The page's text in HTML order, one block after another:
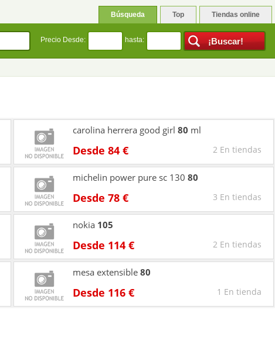
Búsqueda Top Tiendas online
Precio Desde: hasta:
Desde 84 € 2 En tiendas
carolina herrera good girl 80 ml
Desde 78 € 3 En tiendas
michelin power pure sc 130 80
Desde 114 € 2 En tiendas
nokia 105
Desde 116 € 1 En tienda
mesa extensible 80